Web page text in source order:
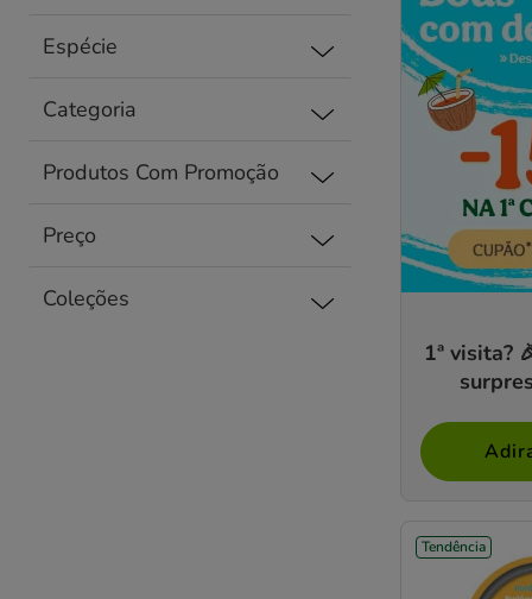
Espécie
Categoria
Produtos Com Promoção
Preço
Coleções
1ª visita?
Tendência